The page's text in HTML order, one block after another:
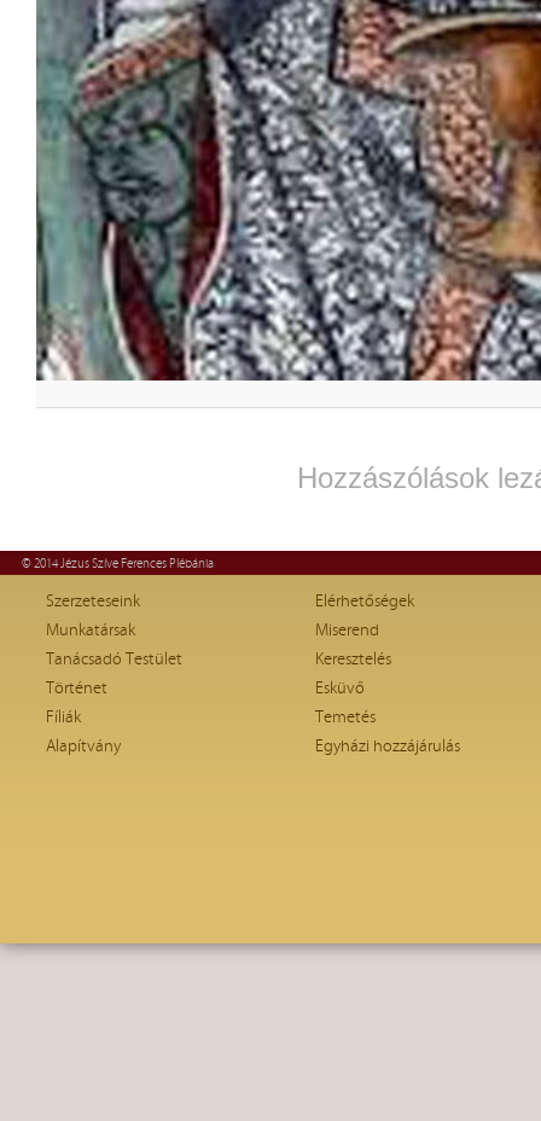
Hozzászólások
© 2014 Jézus Szíve Ferences Plébánia
Szerzeteseink
Munkatársak
Tanácsadó Testület
Történet
Fíliák
Alapítvány
Elérhetőségek
Miserend
Keresztelés
Esküvő
Temetés
Egyházi hozzájárulás